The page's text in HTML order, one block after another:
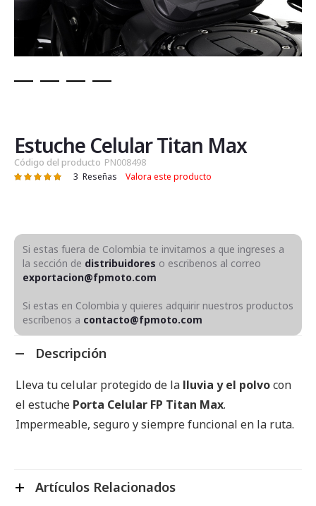
de
la
galería
de
Estuche Celular Titan Max
Código del producto PN008498
Valoración: 3 Reseñas Valora este producto
Si estas fuera de Colombia te invitamos a que ingreses a
la sección de distribuidores o escribenos al correo
exportacion@fpmoto.com
Si estas en Colombia y quieres adquirir nuestros productos
escríbenos a contacto@fpmoto.com
Descripción
Lleva tu celular protegido de la lluvia y el polvocon
el estuche Porta Celular FP Titan Max.
Impermeable, seguro y siempre funcional en la ruta.
Artículos Relacionados